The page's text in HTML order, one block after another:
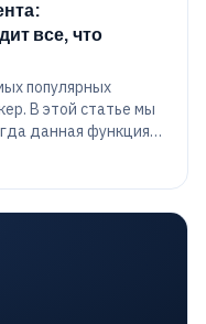
все, что
популярных
В этой статье мы
данная функция